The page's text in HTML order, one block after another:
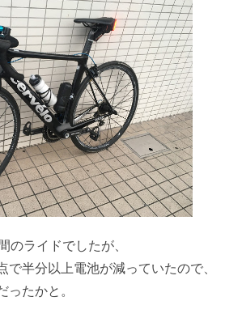
のライドでしたが、
で半分以上電池が減っていたので、
ったかと。